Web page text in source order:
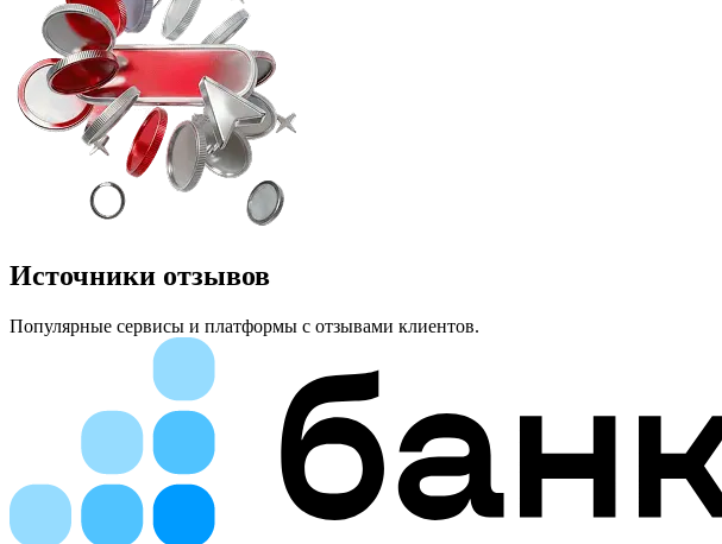
Источники отзывов
Популярные сервисы и платформы с отзывами клиентов.